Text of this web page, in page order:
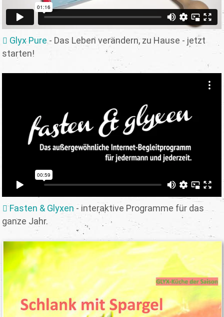
Glyx Pure- Das Leben verändern, zu Hause - jetzt
starten!
Fasten & Glyxen- interaktive Programme für das
ganze Jahr.